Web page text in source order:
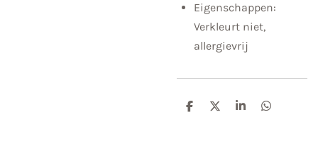
Eigenschappen:
Verkleurt niet,
allergievrij
D
D
S
D